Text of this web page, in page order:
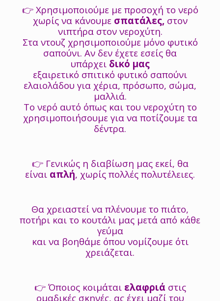
👉 Χρησιμοποιούμε με προσοχή το νερό
χωρίς να κάνουμε σπατάλες, στον
νιπτήρα στον νεροχύτη.
Στα ντουζ χρησιμοποιούμε μόνο φυτικό
σαπούνι. Αν δεν έχετε εσείς θα
υπάρχει δικό μας
εξαιρετικό σπιτικό φυτικό σαπούνι
ελαιολάδου για χέρια, πρόσωπο, σώμα,
μαλλιά.
Το νερό αυτό όπως και του νεροχύτη το
χρησιμοποιήσουμε για να ποτίζουμε τα
δέντρα.
👉 Γενικώς η διαβίωση μας εκεί, θα
είναι απλή, χωρίς πολλές πολυτέλειες.
Θα χρειαστεί να πλένουμε το πιάτο,
ποτήρι και το κουτάλι μας μετά από κάθε
γεύμα
και να βοηθάμε όπου νομίζουμε ότι
χρειάζεται.
👉 Όποιος κοιμάται ελαφριά στις
ομαδικές σκηνές, ας έχει μαζί του